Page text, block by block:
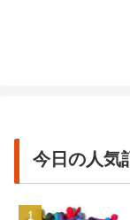
今日の人